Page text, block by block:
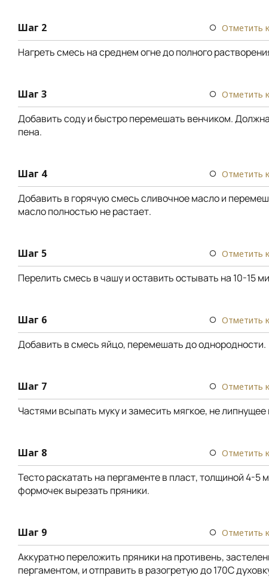
Шаг 2 Отметить
Нагреть смесь на среднем огне до полного
Шаг 3 Отметить
Добавить соду и быстро перемешать венчиком.
пена.
Шаг 4 Отметить
Добавить в горячую смесь сливочное масло и
масло полностью не растает.
Шаг 5 Отметить
Перелить смесь в чашу и оставить остывать на 10-15
Шаг 6 Отметить
Добавить в смесь яйцо, перемешать до однородности.
Шаг 7 Отметить
Частями всыпать муку и замесить мягкое, не липнущее
Шаг 8 Отметить
Тесто раскатать на пергаменте в пласт, толщиной 4-
формочек вырезать пряники.
Шаг 9 Отметить
Аккуратно переложить пряники на противень,
пергаментом, и отправить в разогретую до 170С